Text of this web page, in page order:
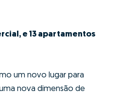
e 13 apartamentos
um novo lugar para
nova dimensão de